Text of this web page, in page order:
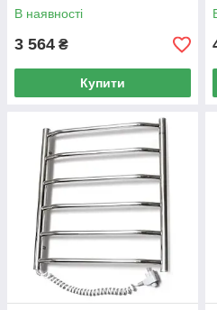
В наявності
3 564 ₴
Купити